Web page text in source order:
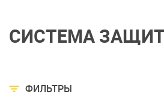
СИСТЕМА
ФИЛЬТРЫ